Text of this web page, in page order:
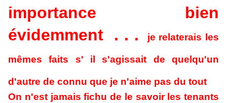
importance bien
évidemment . . .
je relaterais les
mêmes faits s' il s'agissait de quelqu'un
d'autre de connu que je n'aime pas du tout
On n'est jamais fichu de le savoir les tenants